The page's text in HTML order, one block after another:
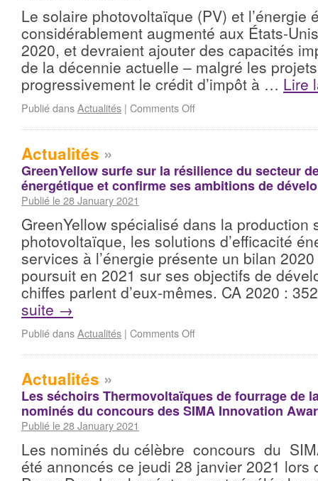
Le solaire photovoltaïque (PV) et l’énergie
considérablement augmenté aux États-
2020, et devraient ajouter des capacités
de la décennie actuelle – malgré les projets
progressivement le crédit d’impôt à … Lire
Publié dansActualités | Comments Off
Actualités »
GreenYellow surfe sur la résilience du secteur
énergétique et confirme ses ambitions de
Publié le 28 January 2021
GreenYellow spécialisé dans la production
photovoltaïque, les solutions d’efficacité
services à l’énergie présente un bilan
poursuit en 2021 sur ses objectifs de
chiffes parlent d’eux-mêmes. CA 2020 :
suite →
Publié dansActualités | Comments Off
Actualités »
Les séchoirs Thermovoltaïques de fourrage de
nominés du concours des SIMA Innovation
Publié le 28 January 2021
Les nominés du célèbre concours du
été annoncés ce jeudi 28 janvier 2021 lors